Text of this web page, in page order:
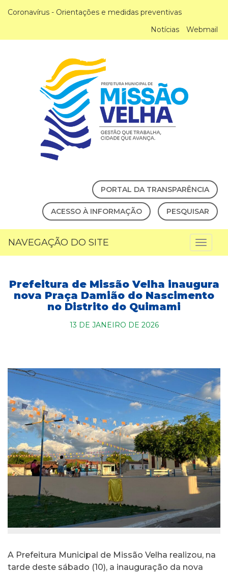
Coronavírus - Orientações e medidas preventivas
Notícias
Webmail
PORTAL DA TRANSPARÊNCIA
ACESSO À INFORMAÇÃO PESQUISAR
NAVEGAÇÃO DO SITE
Prefeitura de Missão Velha inaugura
nova Praça Damião do Nascimento
no Distrito do Quimami
13 DE JANEIRO DE 2026
A Prefeitura Municipal de Missão Velha realizou, na
tarde deste sábado (10), a inauguração da nova